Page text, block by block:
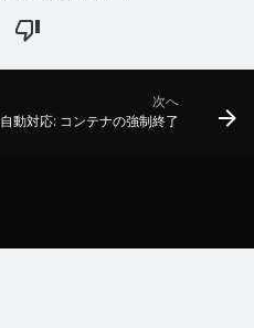
次へ
自動対応: コンテナの強制終了